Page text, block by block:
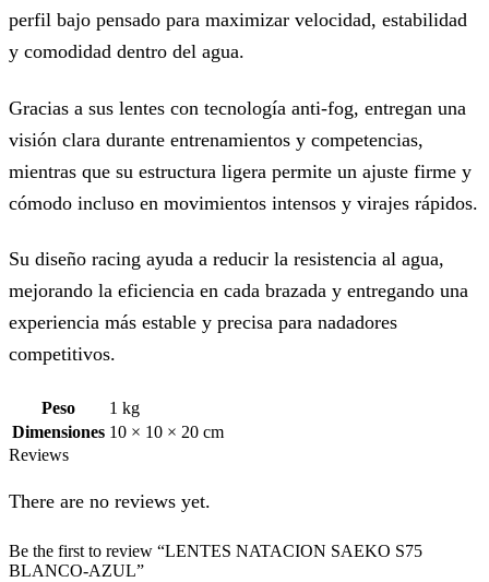
perfil bajo pensado para maximizar velocidad, estabilidad
y comodidad dentro del agua.
Gracias a sus lentes con tecnología anti-fog, entregan una
visión clara durante entrenamientos y competencias,
mientras que su estructura ligera permite un ajuste firme y
cómodo incluso en movimientos intensos y virajes rápidos.
Su diseño racing ayuda a reducir la resistencia al agua,
mejorando la eficiencia en cada brazada y entregando una
experiencia más estable y precisa para nadadores
competitivos.
Peso
1 kg
Dimensiones 10 × 10 × 20 cm
Reviews
There are no reviews yet.
Be the first to review “LENTES NATACION SAEKO S75
BLANCO-AZUL”